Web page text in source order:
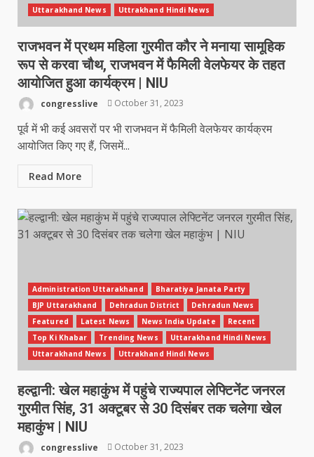
Uttarakhand News Uttrakhand Hindi News
राजभवन में प्रथम महिला गुरमीत कौर ने मनाया सामूहिक
रूप से करवा चौथ, राजभवन में फैमिली वेलफेयर के तहत
आयोजित हुआ कार्यक्रम | NIU
congresslive October 31, 2023
पूर्व में भी कई अवसरों पर भी राजभवन में फैमिली वेलफेयर कार्यक्रम
आयोजित किए गए हैं, जिसमें...
Read More
Administration Uttarakhand
Bharatiya Janata Party
BJP Uttarakhand
Dehradun District
Dehradun News
Featured
Latest News News India Update
Recent
Top Ki Khabar
Trending News
Uttarakhand Hindi News
Uttarakhand News
Uttrakhand Hindi News
हल्द्वानी: खेल महाकुंभ में पहुंचे राज्यपाल लेफ्टिनेंट जनरल
गुरमीत सिंह, 31 अक्टूबर से 30 दिसंबर तक चलेगा खेल
महाकुंभ | NIU
congresslive October 31, 2023